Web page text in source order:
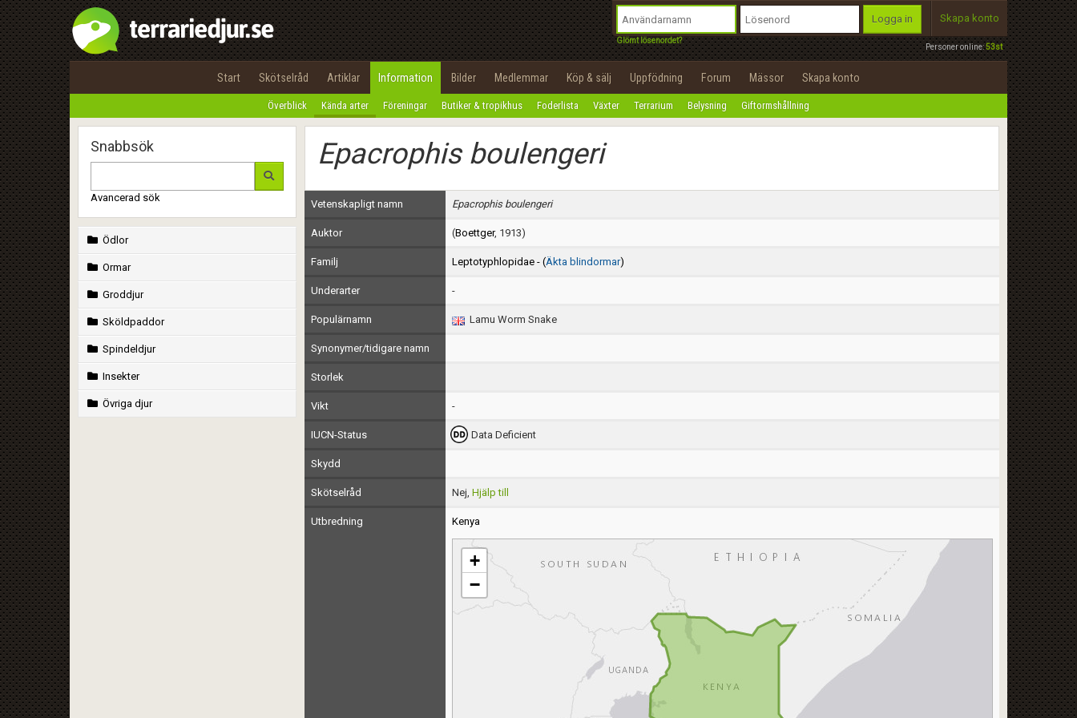
Personer online:53st
Logga in
Glömt lösenordet?
Skapa konto
Start Skötselråd Artiklar Information Bilder Medlemmar Köp & sälj Uppfödning Forum Mässor Skapa konto
Överblick Kända arter Föreningar Butiker & tropikhus Foderlista Växter Terrarium Belysning Giftormshållning
Snabbsök
Avancerad sök
Ödlor
Ormar
Groddjur
Sköldpaddor
Spindeldjur
Insekter
Övriga djur
Epacrophis boulengeri
Vetenskapligt namn Epacrophis boulengeri
Auktor (Boettger, 1913)
Familj Leptotyphlopidae - (Äkta blindormar)
Underarter -
Populärnamn Lamu Worm Snake
Synonymer/tidigare namn
Storlek
Vikt -
IUCN-Status Data Deficient
Skydd
Skötselråd Nej, Hjälp till
Utbredning Kenya
+
−
Utför
100%
OK
integritetspolicy
Namn:
Epost:
Användarnamn:
Lösenord:
Privacy Policy
Terms of Service
Begär nytt lösenord
Tillbaka till förstasidan